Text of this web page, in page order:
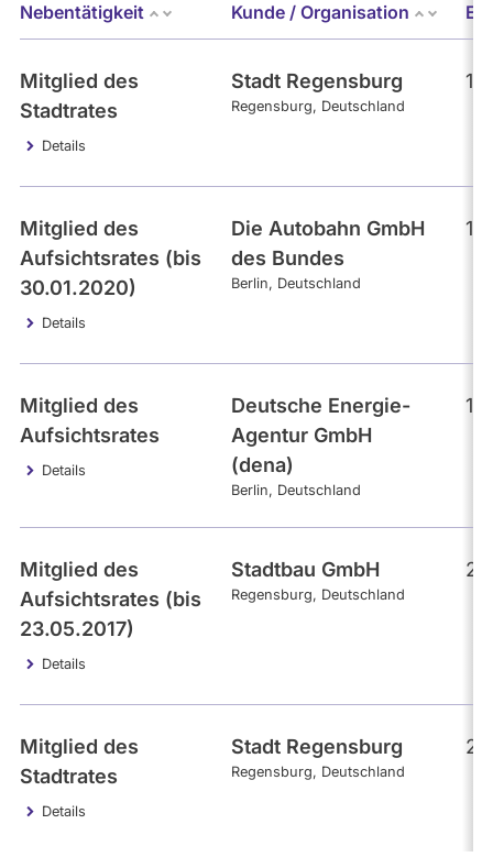
abgeordnetenwatch
werden.
Kategorie
- Alle -
Einkommen
- Alle -
Interval
- Alle -
Nebentätigkeit Kunde / Organisation
Mitglied des
Stadtrates
Details
Stadt Regensburg
Regensburg Deutschland
Mitglied des
Aufsichtsrates (bis
30.01.2020)
Details
Die Autobahn GmbH
des Bundes
Berlin Deutschland
Mitglied des
Aufsichtsrates
Details
Deutsche Energie-
Agentur GmbH
(dena)
Berlin Deutschland
Mitglied des
Aufsichtsrates (bis
23.05.2017)
Details
Stadtbau GmbH
Regensburg Deutschland
Mitglied des
Stadtrates
Details
Stadt Regensburg
Regensburg Deutschland